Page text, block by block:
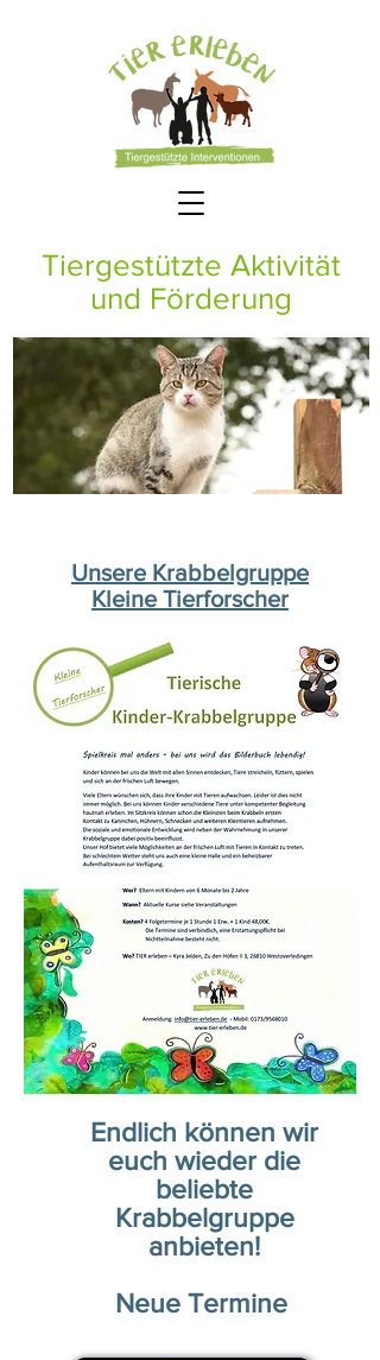
Tiergestützte Aktivität
und Förderung
Unsere Krabbelgruppe
Kleine Tierforscher
Endlich können wir
euch wieder die
beliebte
Krabbelgruppe
anbieten!
Neue Termine